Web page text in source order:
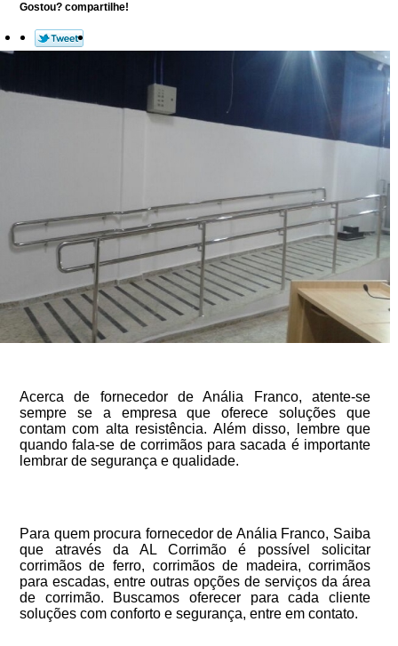
Gostou? compartilhe!
Acerca de fornecedor de Anália Franco, atente-se
sempre se a empresa que oferece soluções que
contam com alta resistência. Além disso, lembre que
quando fala-se de corrimãos para sacada é importante
lembrar de segurança e qualidade.
Para quem procura fornecedor de Anália Franco, Saiba
que através da AL Corrimão é possível solicitar
corrimãos de ferro, corrimãos de madeira, corrimãos
para escadas, entre outras opções de serviços da área
de corrimão. Buscamos oferecer para cada cliente
soluções com conforto e segurança, entre em contato.